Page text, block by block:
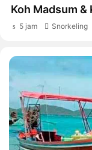
Koh Madsum &
5 jam Snorkeling